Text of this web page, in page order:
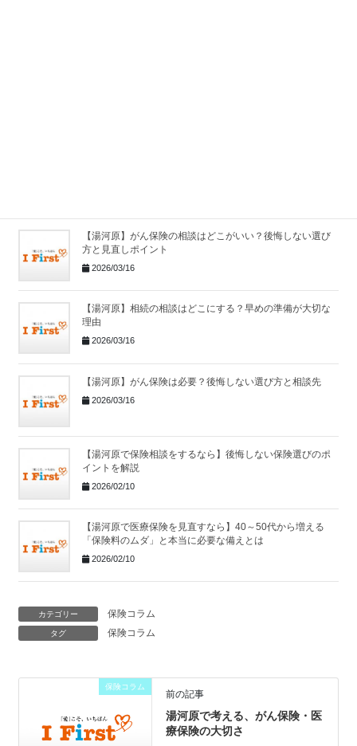
【湯河原】がん保険の相談はどこがいい？後悔しない選び
方と見直しポイント
2026/03/16
【湯河原】相続の相談はどこにする？早めの準備が大切な
理由
2026/03/16
【湯河原】がん保険は必要？後悔しない選び方と相談先
2026/03/16
【湯河原で保険相談をするなら】後悔しない保険選びのポ
イントを解説
2026/02/10
【湯河原で医療保険を見直すなら】40～50代から増える
「保険料のムダ」と本当に必要な備えとは
2026/02/10
カテゴリー 保険コラム
タグ 保険コラム
保険コラム
前の記事
湯河原で考える、がん保険・医
療保険の大切さ